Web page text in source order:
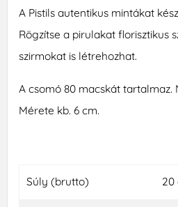
A Pistils autentikus mintákat
Rögzítse a pirulakat florisztikus
szirmokat is létrehozhat.
A csomó 80 macskát tartalmaz.
Mérete kb. 6 cm.
Súly (brutto) 20